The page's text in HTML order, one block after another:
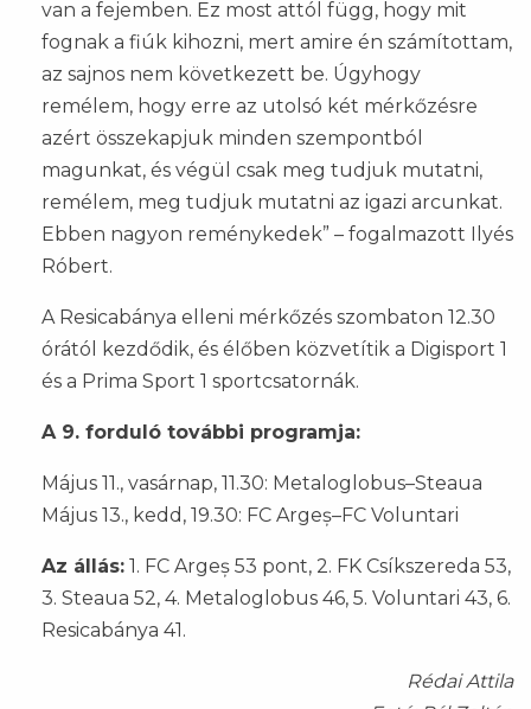
van a fejemben. Ez most attól függ, hogy mit
fognak a fiúk kihozni, mert amire én számítottam,
az sajnos nem következett be. Úgyhogy
remélem, hogy erre az utolsó két mérkőzésre
azért összekapjuk minden szempontból
magunkat, és végül csak meg tudjuk mutatni,
remélem, meg tudjuk mutatni az igazi arcunkat.
Ebben nagyon reménykedek” – fogalmazott Ilyés
Róbert.
A Resicabánya elleni mérkőzés szombaton 12.30
órától kezdődik, és élőben közvetítik a Digisport 1
és a Prima Sport 1 sportcsatornák.
A 9. forduló további programja:
Május 11., vasárnap, 11.30: Metaloglobus–Steaua
Május 13., kedd, 19.30: FC Argeș–FC Voluntari
Az állás: 1. FC Argeș 53 pont, 2. FK Csíkszereda 53,
3. Steaua 52, 4. Metaloglobus 46, 5. Voluntari 43, 6.
Resicabánya 41.
Rédai Attila